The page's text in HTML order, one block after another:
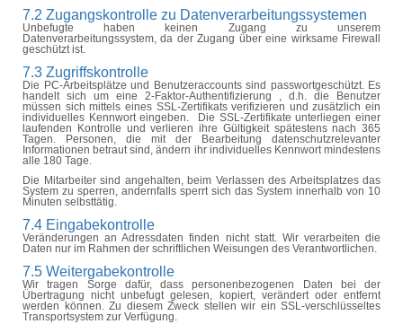
7.2 Zugangskontrolle zu Datenverarbeitungssystemen
Unbefugte haben keinen Zugang zu unserem
Datenverarbeitungssystem, da der Zugang über eine wirksame Firewall
geschützt ist.
7.3 Zugriffskontrolle
Die PC-Arbeitsplätze und Benutzeraccountssind passwortgeschützt. Es
handelt sich um eine 2-Faktor-Authentifizierung ,
d.h. die Benutzer
müssen sich mittels eines SSL-Zertifikats verifizieren und zusätzlich ein
individuelles Kennwort eingeben.
Die SSL-Zertifikate unterliegen einer
laufenden Kontrolle und verlieren ihre Gültigkeit spätestens nach 365
Tagen. Personen, die mit der Bearbeitung datenschutzrelevanter
Informationen betraut sind, ändern ihr individuelles Kennwort mindestens
alle 180 Tage.
Die Mitarbeiter sind angehalten, beim Verlassen des Arbeitsplatzes das
System zu sperren, andernfalls sperrt sich das System innerhalb von 10
Minuten selbsttätig.
7.4 Eingabekontrolle
Veränderungen an Adressdaten finden nicht statt. Wir verarbeiten die
Daten nur im Rahmen der schriftlichen Weisungen des Verantwortlichen.
7.5 Weitergabekontrolle
Wir tragen Sorge dafür, dass personenbezogenen Daten bei der
Übertragung nicht unbefugt gelesen, kopiert, verändert oder entfernt
werden können. Zu diesem Zweck stellen wir ein SSL-verschlüsseltes
Transportsystem zur Verfügung.